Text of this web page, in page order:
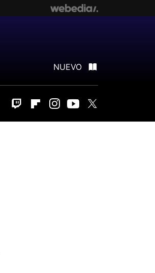
NUEVO
Twitch FlipboardInstagram
Youtube